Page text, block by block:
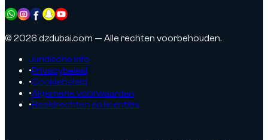
© 2026 dzdubai.com — Alle rechten voorbehouden.
Juridische info
•Privacybeleid
•Cookiebeleid
•Algemene voorwaarden
•Beeldrechten en licenties